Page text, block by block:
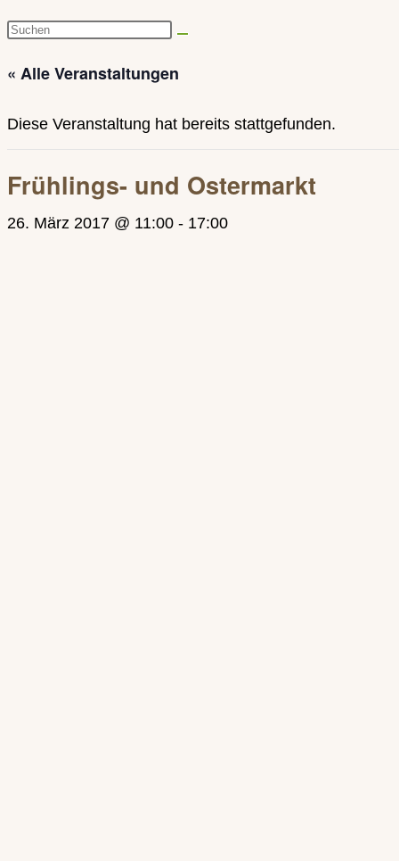
Diese
durchsuchen
« Alle Veranstaltungen
Diese Veranstaltung hat bereits stattgefunden.
Frühlings- und Ostermarkt
26. März 2017 @ 11:00 - 17:00